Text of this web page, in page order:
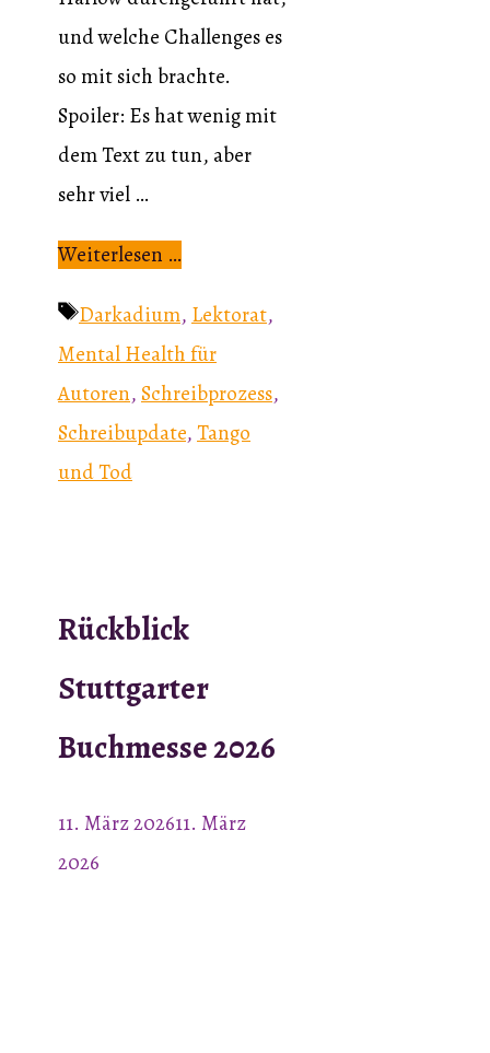
und welche Challenges es
so mit sich brachte.
Spoiler: Es hat wenig mit
dem Text zu tun, aber
sehr viel …
Weiterlesen …
Schlagwörter
Darkadium,Lektorat,
Mental Health für
Autoren,Schreibprozess,
Schreibupdate,Tango
und Tod
Rückblick
Stuttgarter
Buchmesse 2026
11. März 202611. März
2026